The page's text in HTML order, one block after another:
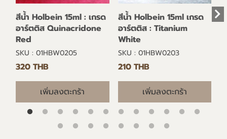
สีน้ำ Holbein 15ml : เกรด
อาร์ตติส Quinacridone
Red
SKU : 01HBW0205
320 THB
เพิ่มลงตะกร้า
สีน้ำ Holbein 15ml เกรด
อาร์ตติส : Titanium
White
SKU : 01HBW0203
210 THB
เพิ่มลงตะกร้า